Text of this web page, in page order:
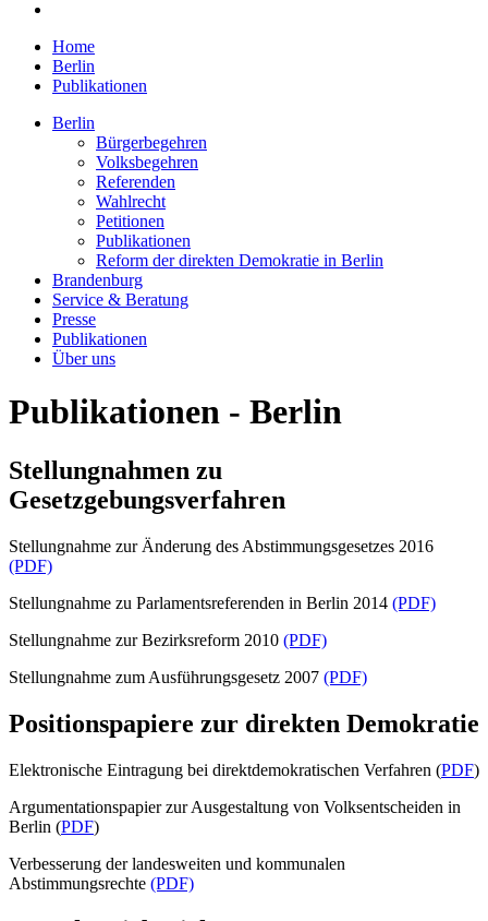
Home
Berlin
Publikationen
Berlin
Bürgerbegehren
Volksbegehren
Referenden
Wahlrecht
Petitionen
Publikationen
Reform der direkten Demokratie in Berlin
Brandenburg
Service & Beratung
Presse
Publikationen
Über uns
Publikationen - Berlin
Stellungnahmen zu
Gesetzgebungsverfahren
Stellungnahme zur Änderung des Abstimmungsgesetzes 2016
(PDF)
Stellungnahme zu Parlamentsreferenden in Berlin 2014 (PDF)
Stellungnahme zur Bezirksreform 2010 (PDF)
Stellungnahme zum Ausführungsgesetz 2007 (PDF)
Positionspapiere zur direkten Demokratie
Elektronische Eintragung bei direktdemokratischen Verfahren (PDF)
Argumentationspapier zur Ausgestaltung von Volksentscheiden in
Berlin (PDF)
Verbesserung der landesweiten und kommunalen
Abstimmungsrechte (PDF)